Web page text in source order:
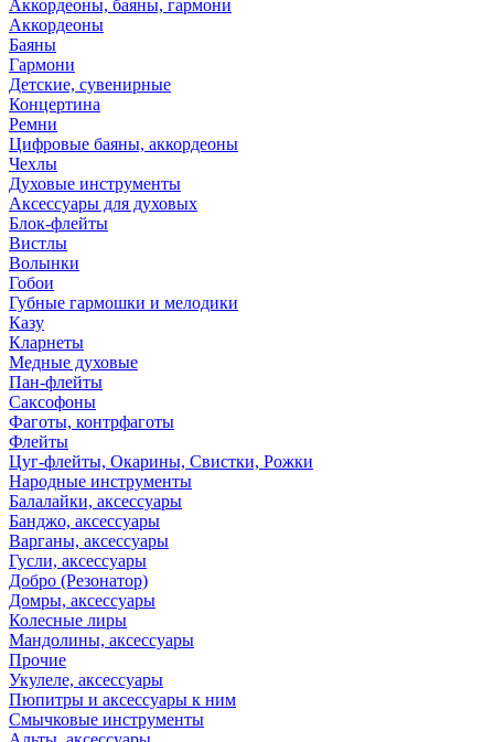
Аккордеоны, баяны, гармони
Аккордеоны
Баяны
Гармони
Детские, сувенирные
Концертина
Ремни
Цифровые баяны, аккордеоны
Чехлы
Духовые инструменты
Аксессуары для духовых
Блок-флейты
Вистлы
Волынки
Гобои
Губные гармошки и мелодики
Казу
Кларнеты
Медные духовые
Пан-флейты
Саксофоны
Фаготы, контрфаготы
Флейты
Цуг-флейты, Окарины, Свистки, Рожки
Народные инструменты
Балалайки, аксессуары
Банджо, аксессуары
Варганы, аксессуары
Гусли, аксессуары
Добро (Резонатор)
Домры, аксессуары
Колесные лиры
Мандолины, аксессуары
Прочие
Укулеле, аксессуары
Пюпитры и аксессуары к ним
Смычковые инструменты